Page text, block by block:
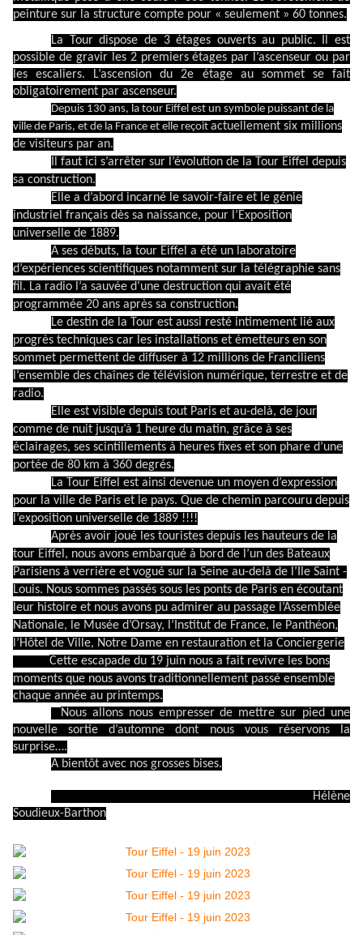
peinture sur la structure compte pour « seulement » 60 tonnes.
La Tour dispose de 3 étages ouverts au public. Il est
possible de gravir les 2 premiers étages par l’ascenseur ou par
les escaliers. L’ascension du 2e étage au sommet se fait
obligatoirement par ascenseur.
Depuis 130 ans, la tour Eiffel est un symbole puissant de la
ville de Paris, et de la France et elle reçoit actuellement six millions
de visiteurs par an.
Il faut ici s’arrêter sur l’évolution de la Tour Eiffel depuis
sa construction.
Elle a d’abord incarné le savoir-faire et le génie
industriel français dès sa naissance, pour l’Exposition
universelle de 1889.
A ses débuts, la tour Eiffel a été un laboratoire
d’expériences scientifiques notamment sur la télégraphie sans
fil. La radio l’a sauvée d’une destruction qui avait été
programmée 20 ans après sa construction.
Le destin de la Tour est aussi resté intimement lié aux
progrès techniques car les installations et émetteurs en son
sommet permettent de diffuser à 12 millions de Franciliens
l’ensemble des chaînes de télévision numérique, terrestre et de
radio.
Elle est visible depuis tout Paris et au-delà, de jour
comme de nuit jusqu’à 1 heure du matin, grâce à ses
éclairages, ses scintillements à heures fixes et son phare d’une
portée de 80 km à 360 degrés.
La Tour Eiffel est ainsi devenue un moyen d’expression
pour la ville de Paris et le pays. Que de chemin parcouru depuis
l’exposition universelle de 1889 !!!!
Après avoir joué les touristes depuis les hauteurs de la
tour Eiffel, nous avons embarqué à bord de l’un des Bateaux
Parisiens à verrière et vogué sur la Seine au-delà de l’Ile Saint -
Louis. Nous sommes passés sous les ponts de Paris en écoutant
leur histoire et nous avons pu admirer au passage l’Assemblée
Nationale, le Musée d’Orsay, l’Institut de France, le Panthéon,
l’Hôtel de Ville, Notre Dame en restauration et la Conciergerie
Cette escapade du 19 juin nous a fait revivre les bons
moments que nous avons traditionnellement passé ensemble
chaque année au printemps.
Nous allons nous empresser de mettre sur pied une
nouvelle sortie d’automne dont nous vous réservons la
surprise….
A bientôt avec nos grosses bises.
Hélène
Soudieux-Barthon